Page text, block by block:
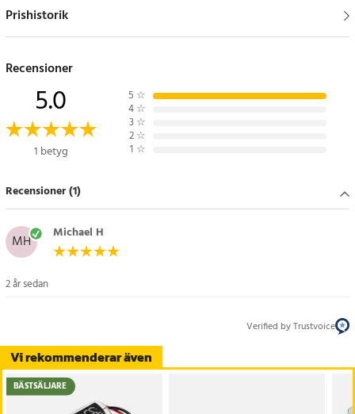
Batteriet passar perfekt i din Garmin Vivoactive smartklocka,
vilket gör det enkelt att installera och använda. Perfekt för en
aktiv livsstil där du behöver pålitlig prestanda hela dagen.
Specifikation
- Artikelnummer: CS-GRV300SH
- Typ: Li-Polymer
- Kapacitet: 160mAh / 0.59Wh
- Färg: Svart
- Dimensioner: 22,50 x 20,50 x 4,50 mm
Kompatibla modeller
Garmin Vivoactive 3
Garmin Vivoactive 3 Music
Prishistorik
Vi rekommenderar även
BÄSTSÄLJARE
Recensioner
5.0
1 betyg
5 ☆
4 ☆
3 ☆
2 ☆
1 ☆
Recensioner (1)
MH Michael H
2 år sedan
Verified by Trustvoice